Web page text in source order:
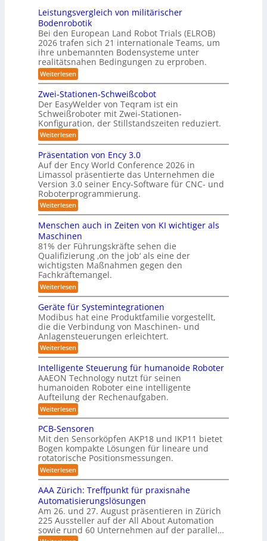
6m
3
D
-
S
t
e
r
e
o
-
K
a
m
e
r
a
s
y
s
t
e
m
f
ü
r
R
o
b
o
t
i
u
n
d
L
o
g
i
s
t
i
k
u
t
t
l
e
-
S
y
s
t
e
m
f
ü
r
R
e
i
r
ä
u
m
e
b
i
s
I
S
O
-
K
l
a
s
s
5
z
e
r
t
i
f
i
z
i
Leistungsvergleich von militärischer
Bodenrobotik
Bei den European Land Robot Trials (ELROB)
2026 trafen sich 21 internationale Teams, um
ihre unbemannten Bodensysteme unter
realitätsnahen Bedingungen zu erproben.
Weiterlesen:
L
e
i
s
t
u
n
g
s
v
e
r
g
l
e
i
c
h
v
o
n
m
i
l
i
t
ä
r
i
s
c
h
e
r
B
o
d
e
n
r
o
o
t
i
k
Zwei-Stationen-Schweißcobot
Der EasyWelder von Teqram ist ein
Schweißroboter mit Zwei-Stationen-
Konfiguration, der Stillstandszeiten reduziert.
Weiterlesen:
Z
w
e
i
-
S
t
a
t
i
o
n
e
n
-
S
c
h
w
i
ß
c
o
b
o
t
Präsentation von Ency 3.0
Auf der Ency World Conference 2026 in
Limassol präsentierte das Unternehmen die
Version 3.0 seiner Ency-Software für CNC- und
Roboterprogrammierung.
Weiterlesen:
P
ä
s
e
n
t
a
t
i
o
n
v
o
n
E
n
c
y
3
.
0
Menschen auch in Zeiten von KI wichtiger als
Maschinen
81% der Führungskräfte sehen die
Qualifizierung ‚on the job‘ als eine der
wichtigsten Maßnahmen gegen den
Fachkräftemangel.
Weiterlesen:
M
n
s
c
h
e
n
u
c
h
i
n
Z
e
i
t
e
n
v
o
n
K
I
w
i
c
h
t
Geräte für Systemintegrationen
Modibus hat eine Produktfamilie vorgestellt,
die die Verbindung von Maschinen- und
Anlagensteuerungen erleichtert.
Weiterlesen:
G
e
r
ä
t
e
f
ü
S
y
s
t
e
m
i
n
t
e
g
r
a
t
Intelligente Steuerung für humanoide Roboter
AAEON Technology nutzt für seinen
humanoiden Roboter eine intelligente
Aufteilung der Rechenaufgaben.
Weiterlesen:
I
t
e
l
i
g
e
n
t
e
S
t
e
PCB-Sensoren
Mit den Sensorköpfen AKP18 und IKP11 bietet
Bogen kompakte Lösungen für lineare und
rotatorische Positionsmessungen.
Weiterlesen:
P
C
B
-
S
e
n
s
AAA Zürich: Treffpunkt für praxisnahe
Automatisierungslösungen
Am 26. und 27. August präsentieren in Zürich
225 Aussteller auf der All About Automation
sowie rund 60 Unternehmen auf der parallel…